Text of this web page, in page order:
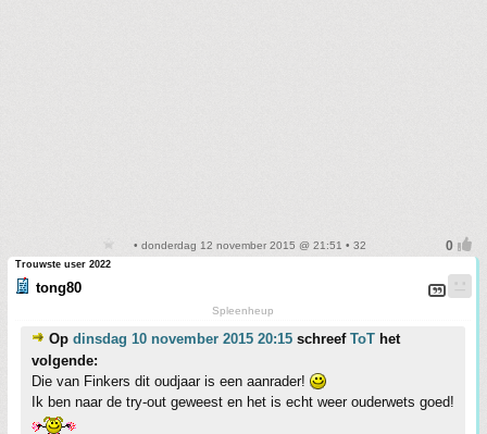
• donderdag 12 november 2015 @ 21:51 • 32
Trouwste user 2022
tong80
Spleenheup
Op dinsdag 10 november 2015 20:15 schreef ToT het
volgende:
Die van Finkers dit oudjaar is een aanrader!
Ik ben naar de try-out geweest en het is echt weer ouderwets goed!